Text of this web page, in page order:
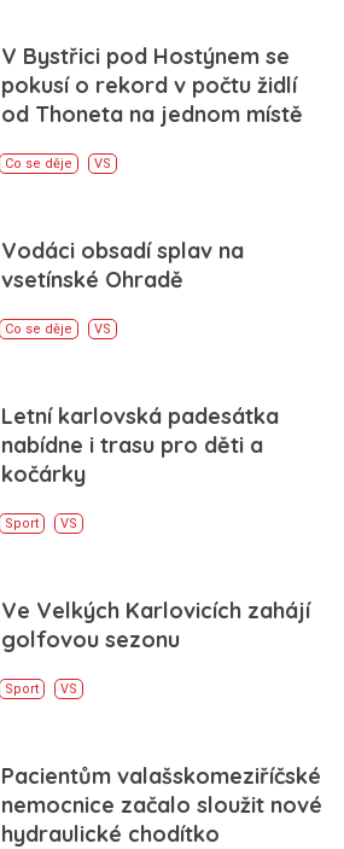
V Bystřici pod Hostýnem se
pokusí o rekord v počtu židlí
od Thoneta na jednom místě
Co se děje VS
Vodáci obsadí splav na
vsetínské Ohradě
Co se děje VS
Letní karlovská padesátka
nabídne i trasu pro děti a
kočárky
Sport VS
Ve Velkých Karlovicích zahájí
golfovou sezonu
Sport VS
Pacientům valašskomeziříčské
nemocnice začalo sloužit nové
hydraulické chodítko